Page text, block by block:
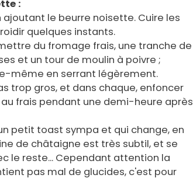
:
ajoutant le beurre noisette. Cuire les
quelques instants.
du fromage frais, une tranche de
et un tour de moulin à poivre ;
même en serrant légèrement.
trop gros, et dans chaque, enfoncer
au frais pendant une demi-heure après
petit toast sympa et qui change, en
de châtaigne est très subtil, et se
le reste... Cependant attention la
pas mal de glucides, c'est pour